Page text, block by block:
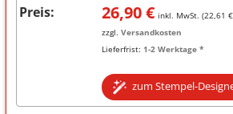
Preis: 26,90€ inkl. MwSt. (22,61
zzgl. Versandkosten
Lieferfrist: 1-2 Werktage *
zum Stempel-